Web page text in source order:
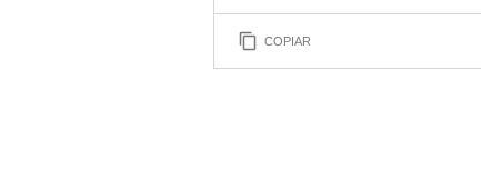
COPIAR